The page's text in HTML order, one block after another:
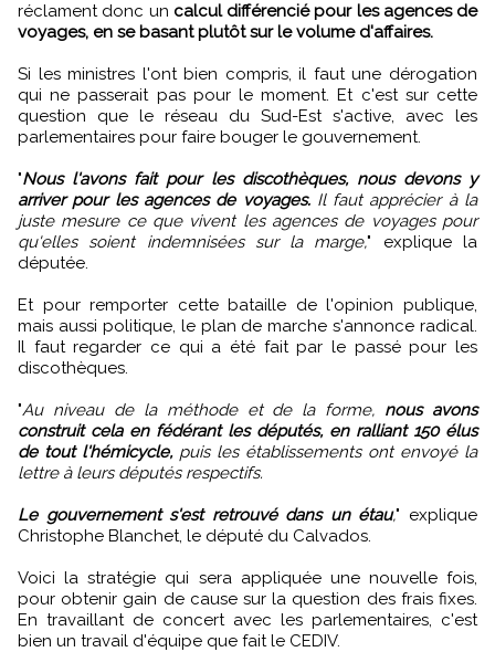
réclament donc un calcul différencié pour les agences de
voyages, en se basant plutôt sur le volume d'affaires.
Si les ministres l'ont bien compris, il faut une dérogation
qui ne passerait pas pour le moment. Et c'est sur cette
question que le réseau du Sud-Est s'active, avec les
parlementaires pour faire bouger le gouvernement.
"Nous l'avons fait pour les discothèques, nous devons y
arriver pour les agences de voyages.Il faut apprécier à la
juste mesure ce que vivent les agences de voyages pour
qu'elles soient indemnisées sur la marge," explique la
députée.
Et pour remporter cette bataille de l'opinion publique,
mais aussi politique, le plan de marche s'annonce radical.
Il faut regarder ce qui a été fait par le passé pour les
discothèques.
"Au niveau de la méthode et de la forme, nous avons
construit cela en fédérant les députés, en ralliant 150 élus
de tout l'hémicycle,puis les établissements ont envoyé la
lettre à leurs députés respectifs.
Le gouvernement s'est retrouvé dans un étau," explique
Christophe Blanchet, le député du Calvados.
Voici la stratégie qui sera appliquée une nouvelle fois,
pour obtenir gain de cause sur la question des frais fixes.
En travaillant de concert avec les parlementaires, c'est
bien un travail d'équipe que fait le CEDIV.